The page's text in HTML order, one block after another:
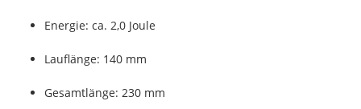
Energie: ca. 2,0 Joule
Lauflänge: 140 mm
Gesamtlänge: 230 mm